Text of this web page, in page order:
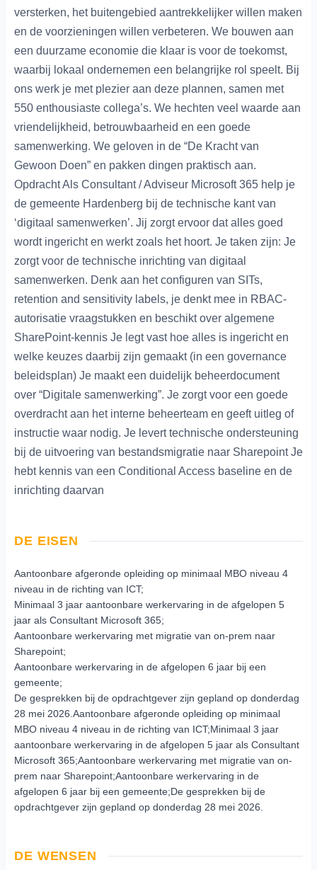
versterken, het buitengebied aantrekkelijker willen maken
en de voorzieningen willen verbeteren. We bouwen aan
een duurzame economie die klaar is voor de toekomst,
waarbij lokaal ondernemen een belangrijke rol speelt. Bij
ons werk je met plezier aan deze plannen, samen met
550 enthousiaste collega’s. We hechten veel waarde aan
vriendelijkheid, betrouwbaarheid en een goede
samenwerking. We geloven in de “De Kracht van
Gewoon Doen” en pakken dingen praktisch aan.
Opdracht Als Consultant / Adviseur Microsoft 365 help je
de gemeente Hardenberg bij de technische kant van
‘digitaal samenwerken’. Jij zorgt ervoor dat alles goed
wordt ingericht en werkt zoals het hoort. Je taken zijn: Je
zorgt voor de technische inrichting van digitaal
samenwerken. Denk aan het configuren van SITs,
retention and sensitivity labels, je denkt mee in RBAC-
autorisatie vraagstukken en beschikt over algemene
SharePoint-kennis Je legt vast hoe alles is ingericht en
welke keuzes daarbij zijn gemaakt (in een governance
beleidsplan) Je maakt een duidelijk beheerdocument
over “Digitale samenwerking”. Je zorgt voor een goede
overdracht aan het interne beheerteam en geeft uitleg of
instructie waar nodig. Je levert technische ondersteuning
bij de uitvoering van bestandsmigratie naar Sharepoint Je
hebt kennis van een Conditional Access baseline en de
inrichting daarvan
DE EISEN
Aantoonbare afgeronde opleiding op minimaal MBO niveau 4
niveau in de richting van ICT;
Minimaal 3 jaar aantoonbare werkervaring in de afgelopen 5
jaar als Consultant Microsoft 365;
Aantoonbare werkervaring met migratie van on-prem naar
Sharepoint;
Aantoonbare werkervaring in de afgelopen 6 jaar bij een
gemeente;
De gesprekken bij de opdrachtgever zijn gepland op donderdag
28 mei 2026.Aantoonbare afgeronde opleiding op minimaal
MBO niveau 4 niveau in de richting van ICT;Minimaal 3 jaar
aantoonbare werkervaring in de afgelopen 5 jaar als Consultant
Microsoft 365;Aantoonbare werkervaring met migratie van on-
prem naar Sharepoint;Aantoonbare werkervaring in de
afgelopen 6 jaar bij een gemeente;De gesprekken bij de
opdrachtgever zijn gepland op donderdag 28 mei 2026.
DE WENSEN